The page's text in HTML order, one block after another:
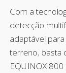
como5.00
de 5, com
baseado
em
avaliação de
cliente
Com a
detecção
adaptável
terreno, basta
EQUINOX